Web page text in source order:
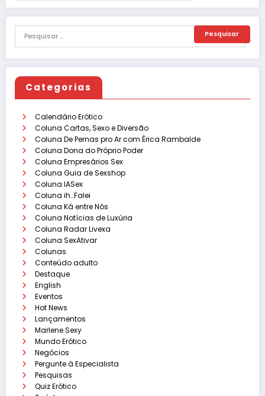
Categorias
Calendário Erótico
Coluna Cartas, Sexo e Diversão
Coluna De Pernas pro Ar com Érica Rambalde
Coluna Dona do Próprio Poder
Coluna Empresários Sex
Coluna Guia de Sexshop
Coluna IASex
Coluna ih…Falei
Coluna Ká entre Nós
Coluna Notícias de Luxúria
Coluna Radar Livexa
Coluna SexAtivar
Colunas
Conteúdo adulto
Destaque
English
Eventos
Hot News
Lançamentos
Marlene Sexy
Mundo Erótico
Negócios
Pergunte à Especialista
Pesquisas
Quiz Erótico